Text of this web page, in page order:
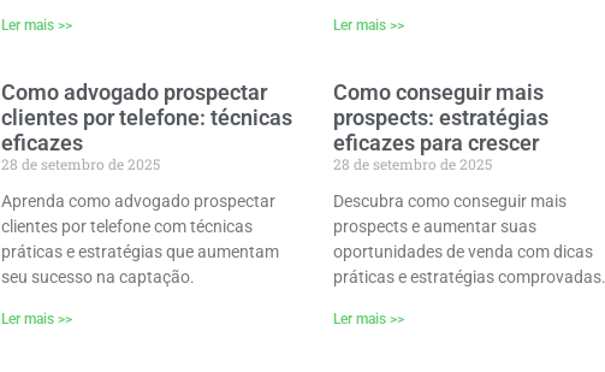
Ler mais >> Ler mais >>
Como advogado prospectar
clientes por telefone: técnicas
eficazes
28 de setembro de 2025
Aprenda como advogado prospectar
clientes por telefone com técnicas
práticas e estratégias que aumentam
seu sucesso na captação.
Ler mais >>
Como conseguir mais
prospects: estratégias
eficazes para crescer
28 de setembro de 2025
Descubra como conseguir mais
prospects e aumentar suas
oportunidades de venda com dicas
práticas e estratégias comprovadas.
Ler mais >>